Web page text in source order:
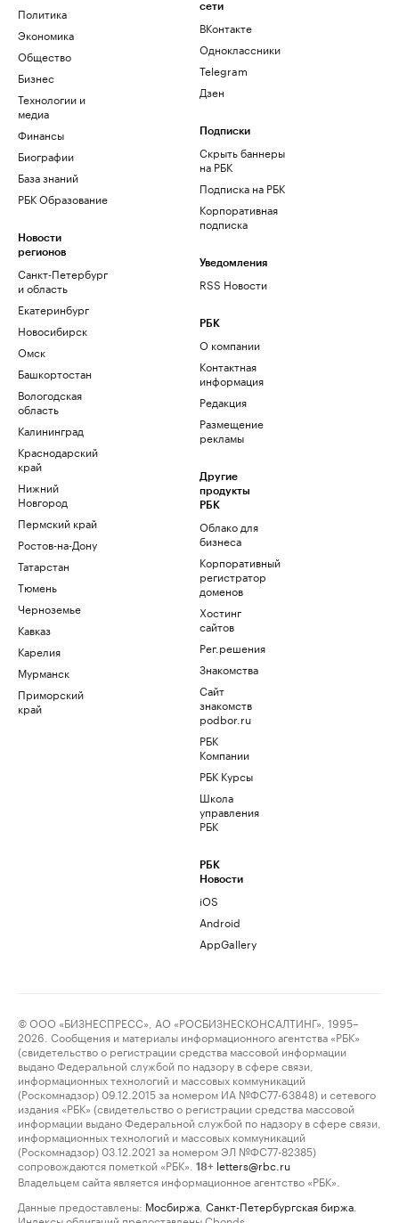
Политика
Экономика
Общество
Бизнес
Технологии и
медиа
Финансы
Биографии
База знаний
РБК Образование
Новости
регионов
Санкт-Петербург
и область
Екатеринбург
Новосибирск
Омск
Башкортостан
Вологодская
область
Калининград
Краснодарский
край
Нижний
Новгород
Пермский край
Ростов-на-Дону
Татарстан
Тюмень
Черноземье
Кавказ
Карелия
Мурманск
Приморский
край
сети
ВКонтакте
Одноклассники
Telegram
Дзен
Подписки
Скрыть баннеры
на РБК
Подписка на РБК
Корпоративная
подписка
Уведомления
RSS Новости
РБК
О компании
Контактная
информация
Редакция
Размещение
рекламы
Другие
продукты
РБК
Облако для
бизнеса
Корпоративный
регистратор
доменов
Хостинг
сайтов
Рег.решения
Знакомства
Сайт
знакомств
podbor.ru
РБК
Компании
РБК Курсы
Школа
управления
РБК
РБК
Новости
iOS
Android
AppGallery
© ООО «БИЗНЕСПРЕСС», АО «РОСБИЗНЕСКОНСАЛТИНГ», 1995–
2026. Сообщения и материалы информационного агентства «РБК»
(свидетельство о регистрации средства массовой информации
выдано Федеральной службой по надзору в сфере связи,
информационных технологий и массовых коммуникаций
(Роскомнадзор) 09.12.2015 за номером ИА №ФС77-63848) и сетевого
издания «РБК» (свидетельство о регистрации средства массовой
информации выдано Федеральной службой по надзору в сфере связи,
информационных технологий и массовых коммуникаций
(Роскомнадзор) 03.12.2021 за номером ЭЛ №ФС77-82385)
сопровождаются пометкой «РБК».
18+ letters@rbc.ru
Владельцем сайта является информационное агентство «РБК».
Данные предоставлены: Мосбиржа Санкт-Петербургская биржа